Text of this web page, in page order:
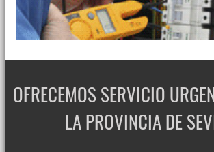
OFRECEMOS SERVICIO
LA PROVINCIA DE